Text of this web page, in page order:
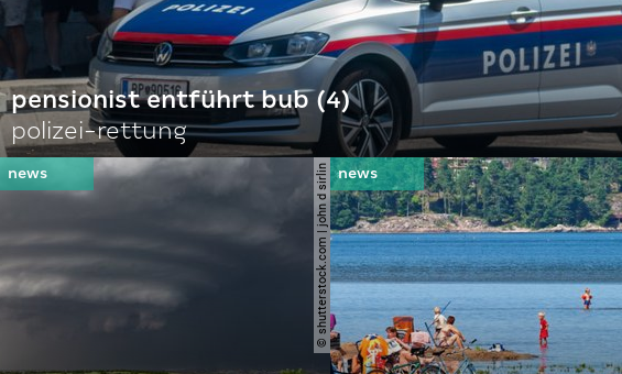
pensionist entführt bub (4)
polizei-rettung
© shutterstock.com | john d sirlin